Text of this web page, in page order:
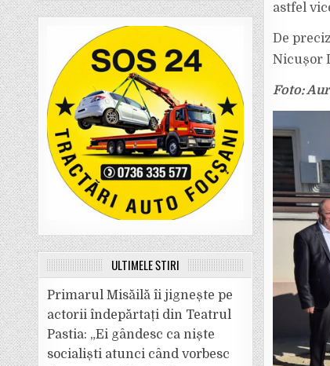
astfel
De
Nicușor
Foto:
ULTIMELE ȘTIRI
Primarul Misăilă îi jignește pe
actorii îndepărtați din Teatrul
Pastia: „Ei gândesc ca niște
socialiști atunci când vorbesc